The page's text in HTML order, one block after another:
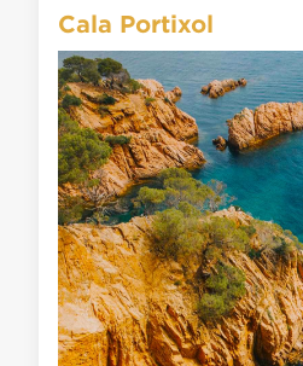
Cala Portixol